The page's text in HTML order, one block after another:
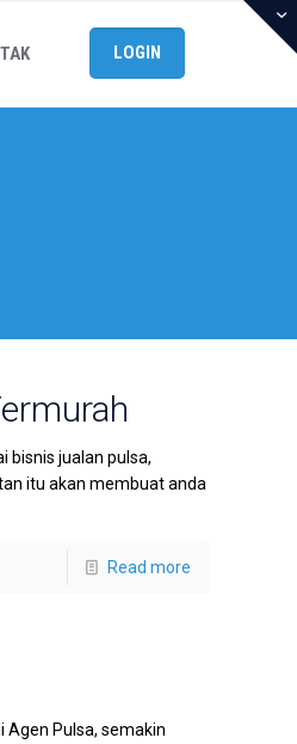
LOGIN
bisnis jualan pulsa,
itu akan membuat anda
Read more
Agen Pulsa, semakin